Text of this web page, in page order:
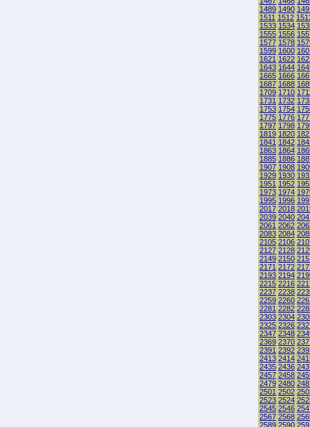
1489 1490
1511 1512
1533 1534
1555 1556
1577 1578
1599 1600
1621 1622
1643 1644
1665 1666
1687 1688
1709 1710
1731 1732
1753 1754
1775 1776
1797 1798
1819 1820
1841 1842
1863 1864
1885 1886
1907 1908
1929 1930
1951 1952
1973 1974
1995 1996
2017 2018
2039 2040
2061 2062
2083 2084
2105 2106
2127 2128
2149 2150
2171 2172
2193 2194
2215 2216
2237 2238
2259 2260
2281 2282
2303 2304
2325 2326
2347 2348
2369 2370
2391 2392
2413 2414
2435 2436
2457 2458
2479 2480
2501 2502
2523 2524
2545 2546
2567 2568
2589 2590